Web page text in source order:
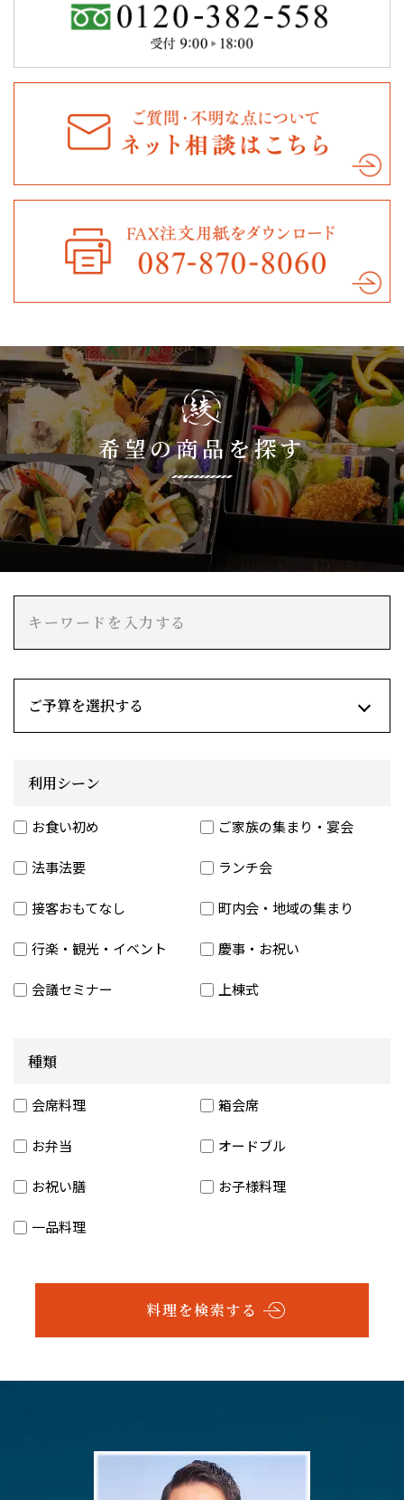
希望の商品を探す
利用シーン
お食い初め ご家族の集まり・宴会
法事法要 ランチ会
接客おもてなし 町内会・地域の集まり
行楽・観光・イベント 慶事・お祝い
会議セミナー 上棟式
種類
会席料理 箱会席
お弁当 オードブル
お祝い膳 お子様料理
一品料理
料理を検索する